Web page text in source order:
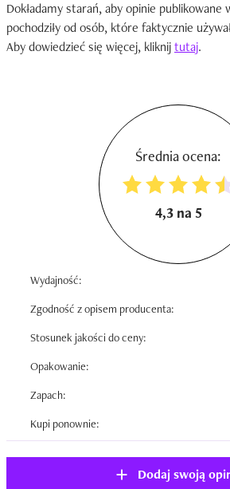
Dokładamy starań, aby opinie publikowane
pochodziły od osób, które faktycznie
Aby dowiedzieć się więcej, kliknijtutaj.
Średnia ocena:
4,3 na 5
Wydajność:
Zgodność z opisem producenta:
Stosunek jakości do ceny:
Opakowanie:
Zapach:
Kupi ponownie:
Dodaj swoją